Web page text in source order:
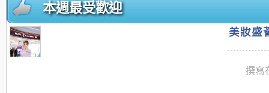
本週最受歡迎
美妝盛
撰寫